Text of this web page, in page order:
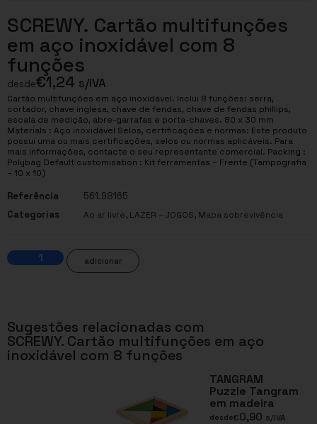
SCREWY. Cartão multifunções
em aço inoxidável com 8
funções
desde€1,24 s/IVA
Cartão multifunções em aço inoxidável. Inclui 8 funções: serra,
cortador, chave inglesa, chave de fendas, chave de fendas phillips,
escala de medição, abre-garrafas e porta-chaves. 80 x 30 mm
Materials : Aço inoxidável Selos, certificações e normas: Este produto
possui uma ou mais certificações, selos ou normas aplicáveis. Para
mais informações, contacte o seu representante comercial. Packing :
Polybag Default customisation : Kit ferramentas – Frente (Tampografia
– 10 x 10)
Referência
561.98165
Categorias
Ao ar livre, LAZER – JOGOS, Mapa sobrevivência
adicionar
Sugestões relacionadas com
SCREWY. Cartão multifunções em aço
inoxidável com 8 funções
TANGRAM
Puzzle Tangram
em madeira
desde€0,90 s/IVA